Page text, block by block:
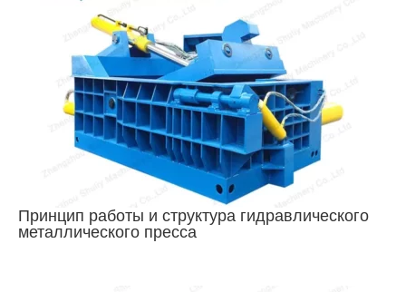
Принцип работы и структура гидравлического
металлического пресса